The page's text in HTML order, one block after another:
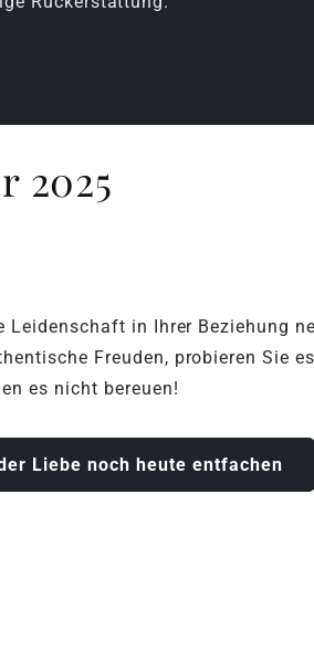
2025
Leidenschaft in Ihrer Beziehung
Freuden, probieren Sie
es nicht bereuen!
Liebe noch heute entfachen